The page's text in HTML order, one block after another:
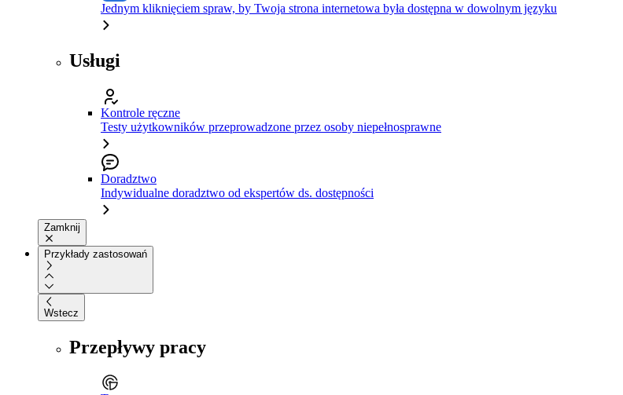
Jednym kliknięciem spraw, by Twoja strona internetowa była dostępna w dowolnym języku
Usługi
Kontrole ręczne
Testy użytkowników przeprowadzone przez osoby niepełnosprawne
Doradztwo
Indywidualne doradztwo od ekspertów ds. dostępności
Zamknij
Przykłady zastosowań
Wstecz
Przepływy pracy